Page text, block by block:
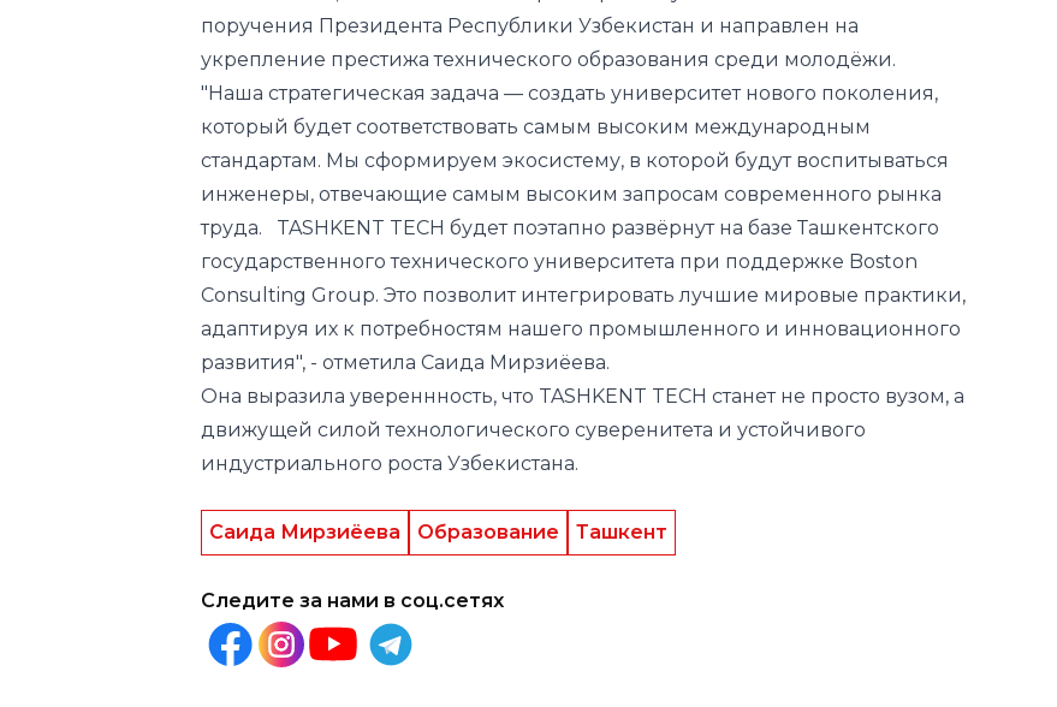
поручения Президента Республики Узбекистан и направлен на
укрепление престижа технического образования среди молодёжи.
"Наша стратегическая задача — создать университет нового поколения,
который будет соответствовать самым высоким международным
стандартам. Мы сформируем экосистему, в которой будут воспитываться
инженеры, отвечающие самым высоким запросам современного рынка
труда. TASHKENT TECH будет поэтапно развёрнут на базе Ташкентского
государственного технического университета при поддержке Boston
Consulting Group. Это позволит интегрировать лучшие мировые практики,
адаптируя их к потребностям нашего промышленного и инновационного
развития", - отметила Саида Мирзиёева.
Она выразила увереннность, что TASHKENT TECH станет не просто вузом, а
движущей силой технологического суверенитета и устойчивого
индустриального роста Узбекистана.
Саида Мирзиёева Образование Ташкент
Следите за нами в соц.сетях